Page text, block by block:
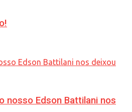
nosso Edson Battilani nos